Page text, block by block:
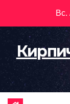
содержимому
Вс.